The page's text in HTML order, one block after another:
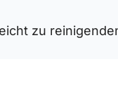
zu